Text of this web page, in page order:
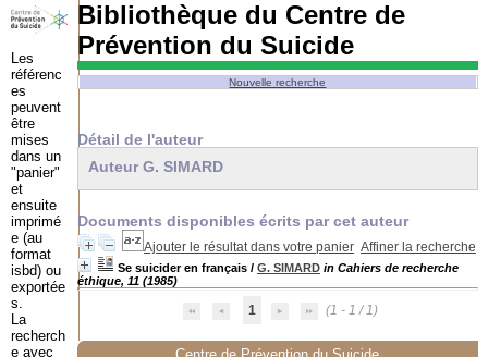
Bibliothèque du Centre de
Prévention du Suicide
Nouvelle recherche
Détail de l'auteur
Auteur G. SIMARD
Documents disponibles écrits par cet auteur
Ajouter le résultat dans votre panier Affiner la recherche
Se suicider en français/ G. SIMARD in Cahiers de recherche
éthique, 11 (1985)
1 (1 - 1 / 1)
Les
référenc
es
peuvent
être
mises
dans un
"panier"
et
ensuite
imprimé
e (au
format
isbd) ou
exportée
s.
La
recherch
e avec